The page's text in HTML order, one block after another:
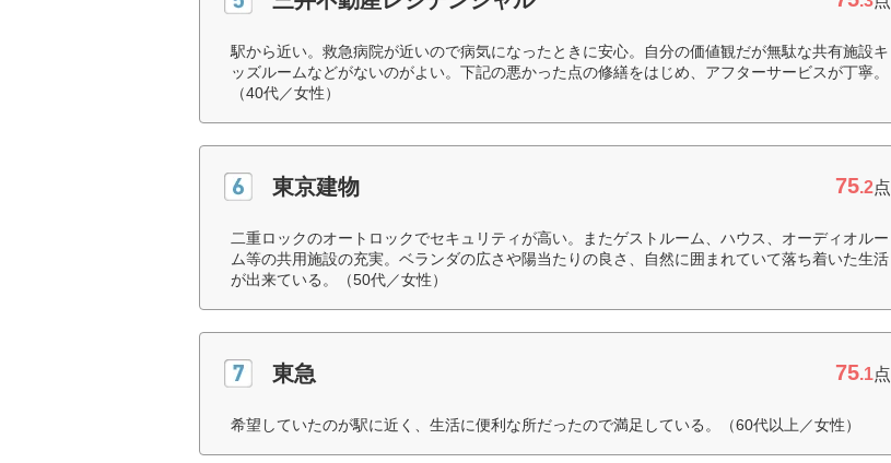
駅から近い。救急病院が近いので病気になったときに安心。自分の価値観だが無駄な共有施設キ
ッズルームなどがないのがよい。下記の悪かった点の修繕をはじめ、アフターサービスが丁寧。
（40代／女性）
東京建物 75.2点
二重ロックのオートロックでセキュリティが高い。またゲストルーム、ハウス、オーディオルー
ム等の共用施設の充実。ベランダの広さや陽当たりの良さ、自然に囲まれていて落ち着いた生活
が出来ている。（50代／女性）
東急 75.1点
希望していたのが駅に近く、生活に便利な所だったので満足している。（60代以上／女性）